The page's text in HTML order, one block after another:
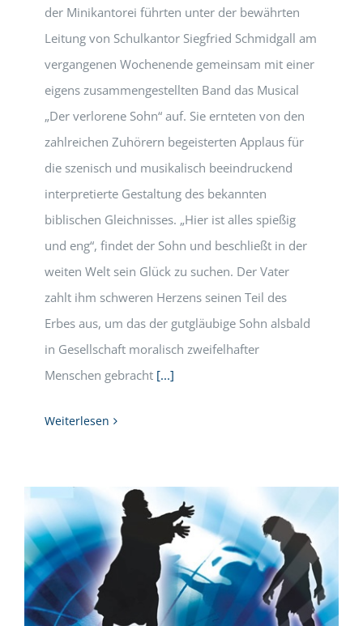
der Minikantorei führten unter der bewährten
Leitung von Schulkantor Siegfried Schmidgall am
vergangenen Wochenende gemeinsam mit einer
eigens zusammengestellten Band das Musical
„Der verlorene Sohn“ auf. Sie ernteten von den
zahlreichen Zuhörern begeisterten Applaus für
die szenisch und musikalisch beeindruckend
interpretierte Gestaltung des bekannten
biblischen Gleichnisses. „Hier ist alles spießig
und eng“, findet der Sohn und beschließt in der
weiten Welt sein Glück zu suchen. Der Vater
zahlt ihm schweren Herzens seinen Teil des
Erbes aus, um das der gutgläubige Sohn alsbald
in Gesellschaft moralisch zweifelhafter
Menschen gebracht [...]
Weiterlesen